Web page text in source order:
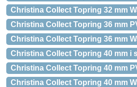
Christina Collect Topring 32 mm
Christina Collect Topring 36 mm
Christina Collect Topring 36 mm
Christina Collect Topring 40 mm i
Christina Collect Topring 40 mm
Christina Collect Topring 40 mm